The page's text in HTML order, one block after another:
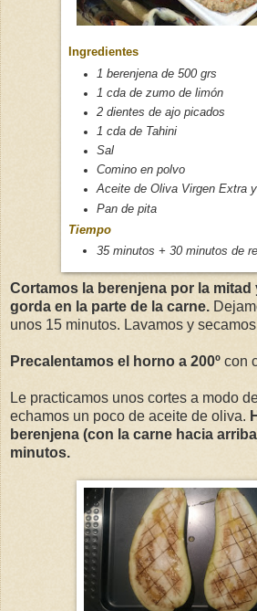
Ingredientes
1 berenjena de 500 grs
1 cda de zumo de limón
2 dientes de ajo picados
1 cda de Tahini
Sal
Comino en polvo
Aceite de Oliva Virgen Extra
Pan de pita
Tiempo
35 minutos + 30 minutos de
Cortamos la berenjena por la mitad
gorda en la parte de la carne.
unos 15 minutos. Lavamos y
Precalentamos el horno a 200º con
Le practicamos unos cortes a modo
echamos un poco de aceite de oliva.
berenjena (con la carne hacia
minutos.